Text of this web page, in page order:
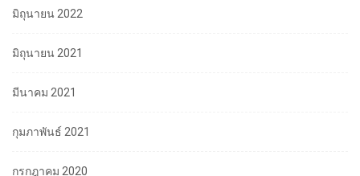
มิถุนายน 2022
มิถุนายน 2021
มีนาคม 2021
กุมภาพันธ์ 2021
กรกฎาคม 2020